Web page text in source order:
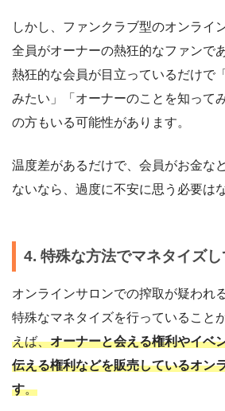
しかし、ファンクラブ型のオンライ
全員がオーナーの熱狂的なファンで
熱狂的な会員が目立っているだけで
みたい」「オーナーのことを知って
の方もいる可能性があります。
温度差があるだけで、会員がお金な
ないなら、過度に不安に思う必要は
4. 特殊な方法でマネタイズ
オンラインサロンでの搾取が疑われ
特殊なマネタイズを行っていること
えば、オーナーと会える権利やイベ
伝える権利などを販売しているオン
す。